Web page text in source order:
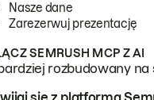
Nasze dane
Zarezerwuj prezentację
SEMRUSH MCP Z AI
rozbudowany